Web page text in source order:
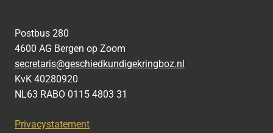
Postbus 280
4600 AG Bergen op Zoom
secretaris@geschiedkundigekringboz.nl
KvK 40280920
NL63 RABO 0115 4803 31
Privacystatement